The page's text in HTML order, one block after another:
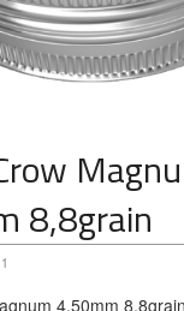
8,8grain
4,50mm 8,8grain